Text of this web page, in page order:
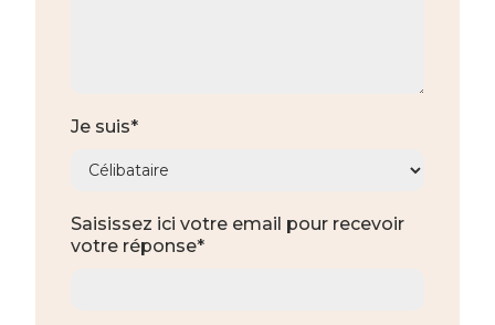
Je suis*
Saisissez ici votre email pour recevoir
votre réponse*